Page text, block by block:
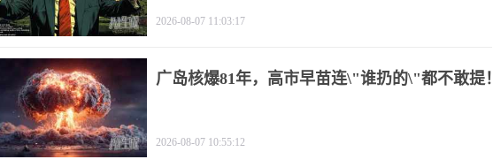
2026-08-07 11:03:17
广岛核爆81年，高市早苗连\"谁扔的\"都不敢提！
2026-08-07 10:55:12